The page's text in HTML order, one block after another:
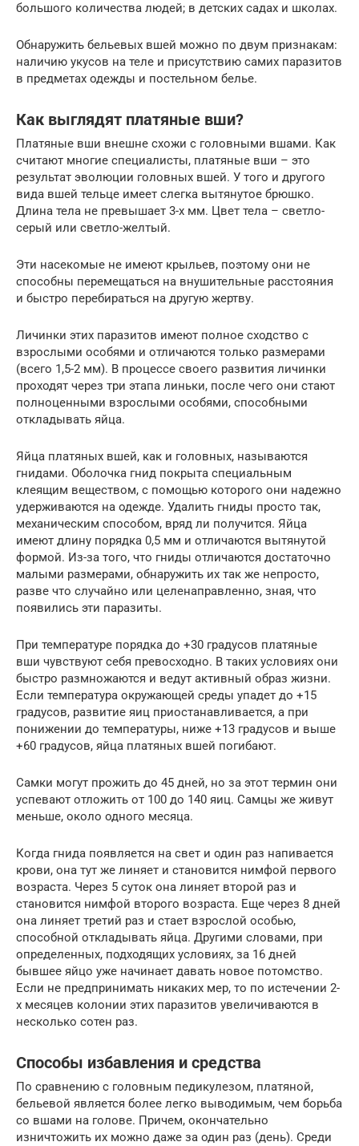
большого количества людей; в детских садах и школах.
Обнаружить бельевых вшей можно по двум признакам:
наличию укусов на теле и присутствию самих паразитов
в предметах одежды и постельном белье.
Как выглядят платяные вши?
Платяные вши внешне схожи с головными вшами. Как
считают многие специалисты, платяные вши – это
результат эволюции головных вшей. У того и другого
вида вшей тельце имеет слегка вытянутое брюшко.
Длина тела не превышает 3-х мм. Цвет тела – светло-
серый или светло-желтый.
Эти насекомые не имеют крыльев, поэтому они не
способны перемещаться на внушительные расстояния
и быстро перебираться на другую жертву.
Личинки этих паразитов имеют полное сходство с
взрослыми особями и отличаются только размерами
(всего 1,5-2 мм). В процессе своего развития личинки
проходят через три этапа линьки, после чего они стают
полноценными взрослыми особями, способными
откладывать яйца.
Яйца платяных вшей, как и головных, называются
гнидами. Оболочка гнид покрыта специальным
клеящим веществом, с помощью которого они надежно
удерживаются на одежде. Удалить гниды просто так,
механическим способом, вряд ли получится. Яйца
имеют длину порядка 0,5 мм и отличаются вытянутой
формой. Из-за того, что гниды отличаются достаточно
малыми размерами, обнаружить их так же непросто,
разве что случайно или целенаправленно, зная, что
появились эти паразиты.
При температуре порядка до +30 градусов платяные
вши чувствуют себя превосходно. В таких условиях они
быстро размножаются и ведут активный образ жизни.
Если температура окружающей среды упадет до +15
градусов, развитие яиц приостанавливается, а при
понижении до температуры, ниже +13 градусов и выше
+60 градусов, яйца платяных вшей погибают.
Самки могут прожить до 45 дней, но за этот термин они
успевают отложить от 100 до 140 яиц. Самцы же живут
меньше, около одного месяца.
Когда гнида появляется на свет и один раз напивается
крови, она тут же линяет и становится нимфой первого
возраста. Через 5 суток она линяет второй раз и
становится нимфой второго возраста. Еще через 8 дней
она линяет третий раз и стает взрослой особью,
способной откладывать яйца. Другими словами, при
определенных, подходящих условиях, за 16 дней
бывшее яйцо уже начинает давать новое потомство.
Если не предпринимать никаких мер, то по истечении 2-
х месяцев колонии этих паразитов увеличиваются в
несколько сотен раз.
Способы избавления и средства
По сравнению с головным педикулезом, платяной,
бельевой является более легко выводимым, чем борьба
со вшами на голове. Причем, окончательно
изничтожить их можно даже за один раз (день). Среди